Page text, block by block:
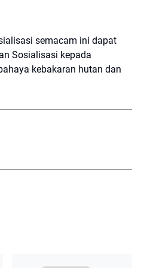
semacam ini dapat
Sosialisasi kepada
kebakaran hutan dan